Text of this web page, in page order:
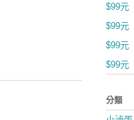
$99元
$99元
$99元
$99元
分類